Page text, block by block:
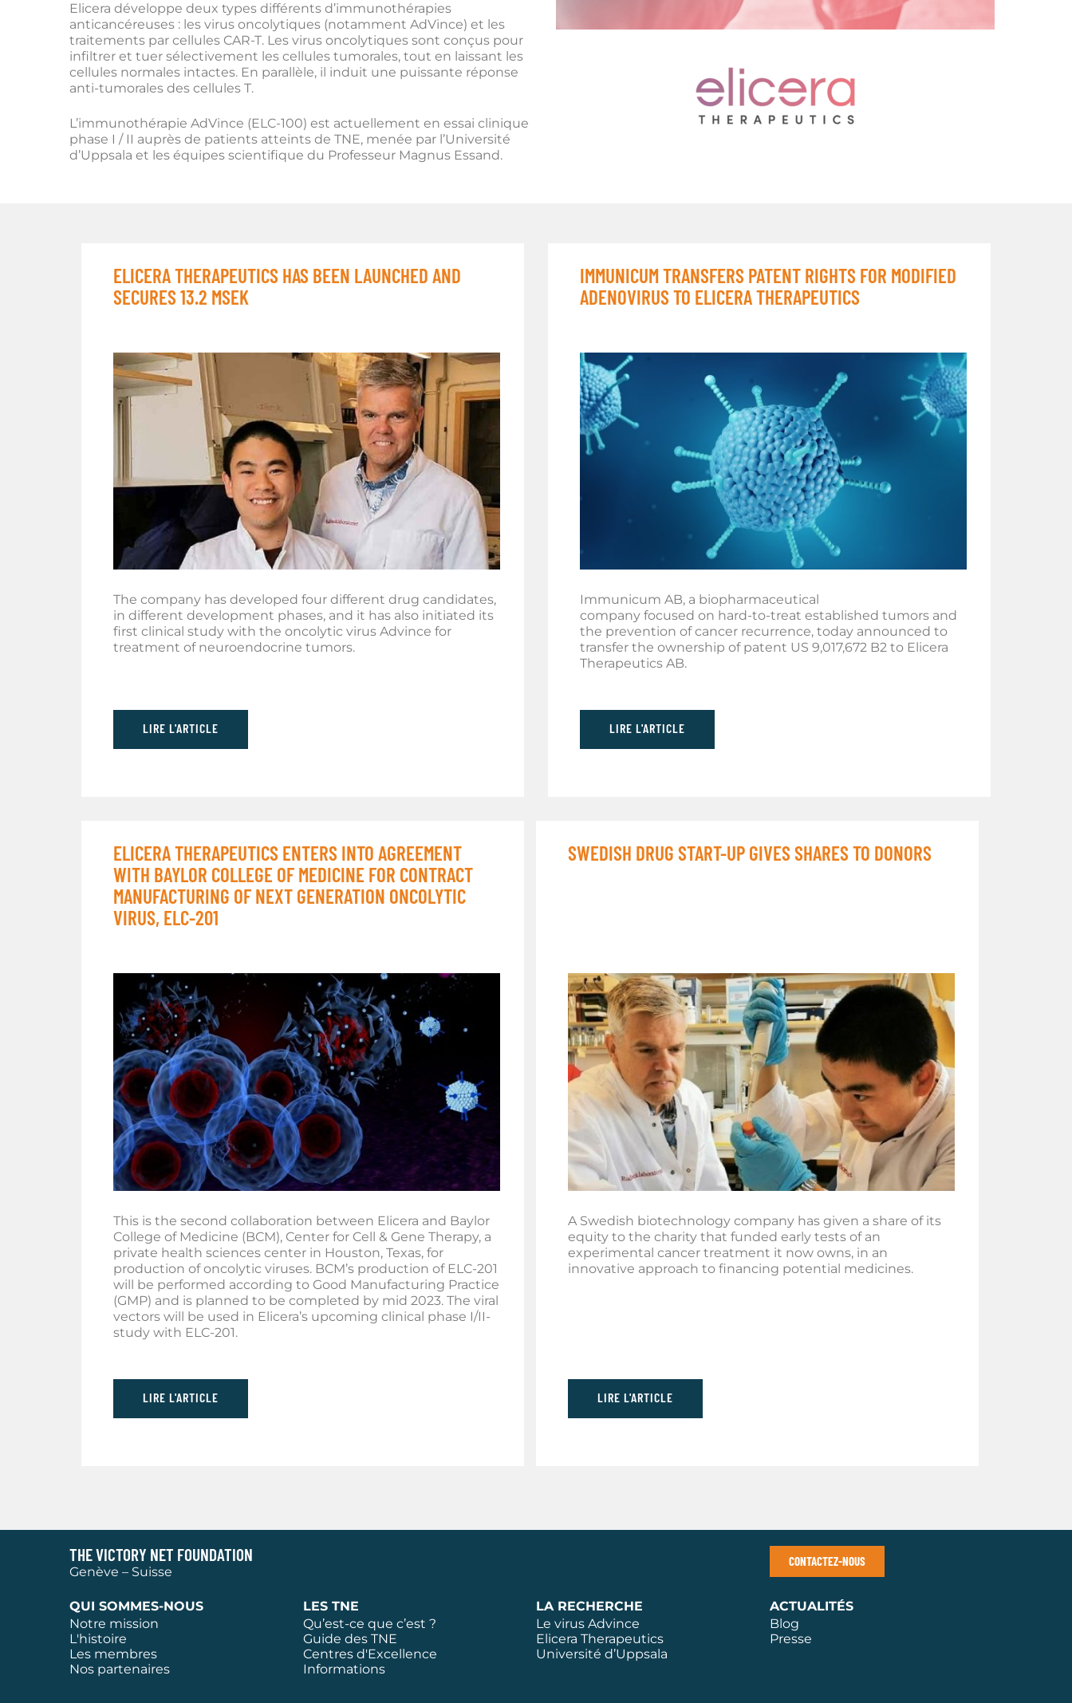
Elicera développe deux types différents d’immunothérapies
anticancéreuses : les virus oncolytiques (notamment AdVince) et les
traitements par cellules CAR-T. Les virus oncolytiques sont conçus pour
infiltrer et tuer sélectivement les cellules tumorales, tout en laissant les
cellules normales intactes. En parallèle, il induit une puissante réponse
anti-tumorales des cellules T.
L’immunothérapie AdVince (ELC-100) est actuellement en essai clinique
phase I / II auprès de patients atteints de TNE, menée par l’Université
d’Uppsala et les équipes scientifique du Professeur Magnus Essand.
ELICERA THERAPEUTICS HAS BEEN LAUNCHED AND
SECURES 13.2 MSEK
The company has developed four different drug candidates,
in different development phases, and it has also initiated its
first clinical study with the oncolytic virus Advince for
treatment of neuroendocrine tumors.
LIRE L'ARTICLE
IMMUNICUM TRANSFERS PATENT RIGHTS FOR MODIFIED
ADENOVIRUS TO ELICERA THERAPEUTICS
Immunicum AB, a biopharmaceutical
company focused on hard-to-treat established tumors and
the prevention of cancer recurrence, today announced to
transfer the ownership of patent US 9,017,672 B2 to Elicera
Therapeutics AB.
LIRE L'ARTICLE
ELICERA THERAPEUTICS ENTERS INTO AGREEMENT
WITH BAYLOR COLLEGE OF MEDICINE FOR CONTRACT
MANUFACTURING OF NEXT GENERATION ONCOLYTIC
VIRUS, ELC-201
This is the second collaboration between Elicera and Baylor
College of Medicine (BCM), Center for Cell & Gene Therapy, a
private health sciences center in Houston, Texas, for
production of oncolytic viruses. BCM’s production of ELC-201
will be performed according to Good Manufacturing Practice
(GMP) and is planned to be completed by mid 2023. The viral
vectors will be used in Elicera’s upcoming clinical phase I/II-
study with ELC-201.
LIRE L'ARTICLE
SWEDISH DRUG START-UP GIVES SHARES TO DONORS
A Swedish biotechnology company has given a share of its
equity to the charity that funded early tests of an
experimental cancer treatment it now owns, in an
innovative approach to financing potential medicines.
LIRE L'ARTICLE
THE VICTORY NET FOUNDATION
Genève – Suisse
CONTACTEZ-NOUS
QUI SOMMES-NOUS
Notre mission
L'histoire
Les membres
Nos partenaires
LES TNE
Qu’est-ce que c’est ?
Guide des TNE
Centres d'Excellence
Informations
LA RECHERCHE
Le virus Advince
Elicera Therapeutics
Université d’Uppsala
ACTUALITÉS
Blog
Presse